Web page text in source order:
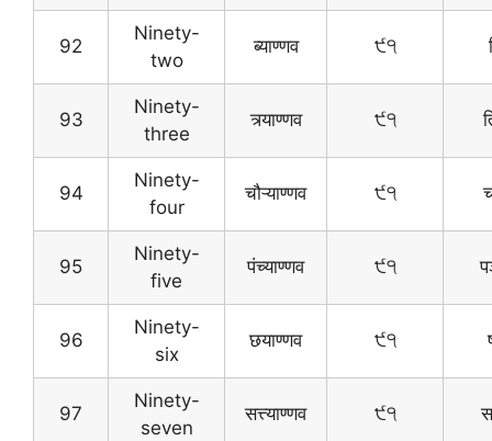
92
Ninety-
two
ब्याण्णव ੯੧
93
Ninety-
three
त्र्याण्णव ੯੧
94
Ninety-
four
चौऱ्याण्णव ੯੧
95
Ninety-
five
पंच्याण्णव ੯੧
96
Ninety-
six
छयाण्णव ੯੧
97
Ninety-
seven
सत्त्याण्णव ੯੧